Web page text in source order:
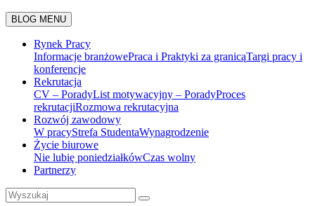
BLOG MENU
Rynek Pracy
Informacje branżowePraca i Praktyki za granicąTargi pracy i
konferencje
Rekrutacja
CV – PoradyList motywacyjny – PoradyProces
rekrutacjiRozmowa rekrutacyjna
Rozwój zawodowy
W pracyStrefa StudentaWynagrodzenie
Życie biurowe
Nie lubię poniedziałkówCzas wolny
Partnerzy